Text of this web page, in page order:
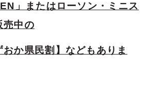
」またはローソン・ミニス
売中の
おか県民割】 などもありま